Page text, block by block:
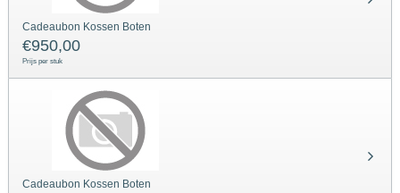
Cadeaubon Kossen Boten
€950,00
Prijs per stuk
Cadeaubon Kossen Boten